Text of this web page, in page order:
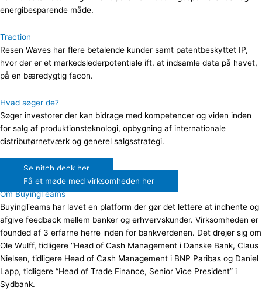
energibesparende måde.
Traction
Resen Waves har flere betalende kunder samt patentbeskyttet IP,
hvor der er et markedslederpotentiale ift. at indsamle data på havet,
på en bæredygtig facon.
Hvad søger de?
Søger investorer der kan bidrage med kompetencer og viden inden
for salg af produktionsteknologi, opbygning af internationale
distributørnetværk og generel salgsstrategi.
Se pitch deck her
Få et møde med virksomheden her
Om BuyingTeams
BuyingTeams har lavet en platform der gør det lettere at indhente og
afgive feedback mellem banker og erhvervskunder. Virksomheden er
founded af 3 erfarne herre inden for bankverdenen. Det drejer sig om
Ole Wulff, tidligere “Head of Cash Management i Danske Bank, Claus
Nielsen, tidligere Head of Cash Management i BNP Paribas og Daniel
Lapp, tidligere “Head of Trade Finance, Senior Vice President” i
Sydbank.